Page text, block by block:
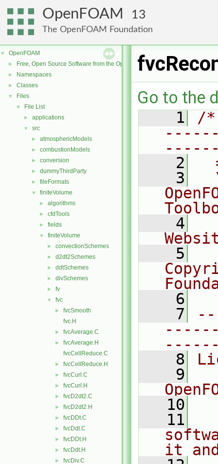
OpenFOAM 13
The OpenFOAM Foundation
▼ OpenFOAM
► Free, Open Source Software from the OpenFOAM Foundation
► Namespaces
► Classes
▼ Files
▼ File List
► applications
▼ src
► atmosphericModels
► combustionModels
► conversion
► dummyThirdParty
► fileFormats
▼ finiteVolume
► algorithms
► cfdTools
► fields
▼ finiteVolume
► convectionSchemes
► d2dt2Schemes
► ddtSchemes
► divSchemes
► fv
▼ fvc
►
fvcSmooth
fvc.H
► fvcAverage.C
►
fvcAverage.H
fvcCellReduce.C
► fvcCellReduce.H
► fvcCurl.C
► fvcCurl.H
► fvcD2dt2.C
► fvcD2dt2.H
► fvcDDt.C
► fvcDdt.C
► fvcDDt.H
► fvcDdt.H
► fvcDiv.C
Go to the
    1
/
    2
    3
    4
    5
    6
    7
    8
    9
   10
   11
it